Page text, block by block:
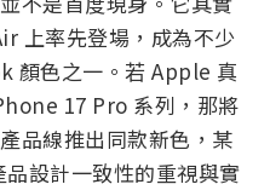
上率先登場，成為不少
顏色之一。若 Apple 真
17 Pro 系列，那將
品線推出同款新色，某
設計一致性的重視與實